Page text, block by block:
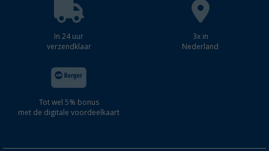
In 24 uur
verzendklaar
3x in
Nederland
Tot wel 5% bonus
met de digitale voordeelkaart